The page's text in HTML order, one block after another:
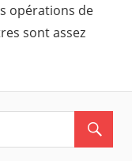
opérations de
sont assez